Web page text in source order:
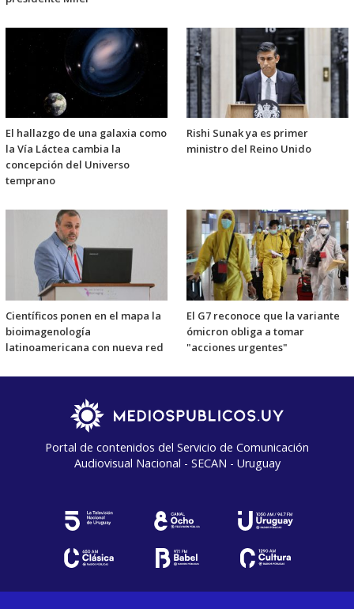
El hallazgo de una galaxia como
la Vía Láctea cambia la
concepción del Universo
temprano
Rishi Sunak ya es primer
ministro del Reino Unido
Científicos ponen en el mapa la
bioimagenología
latinoamericana con nueva red
El G7 reconoce que la variante
ómicron obliga a tomar
"acciones urgentes"
Portal de contenidos del Servicio de Comunicación
Audiovisual Nacional - SECAN - Uruguay